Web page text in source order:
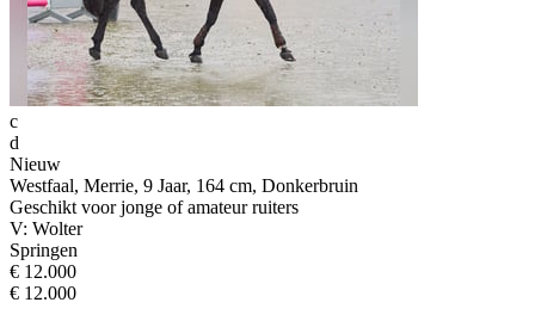
c
d
Nieuw
Westfaal, Merrie, 9 Jaar, 164 cm, Donkerbruin
Geschikt voor jonge of amateur ruiters
V: Wolter
Springen
€ 12.000
€ 12.000